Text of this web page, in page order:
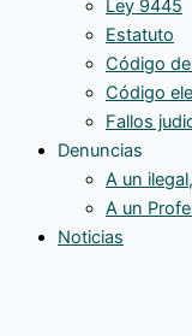
Ley 9445
Estatuto
Código
Código
Fallos
Denuncias
A un
A un
Noticias